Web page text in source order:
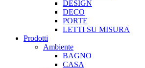
DESIGN
DECO
PORTE
LETTI SU MISURA
Prodotti
Ambiente
BAGNO
CASA